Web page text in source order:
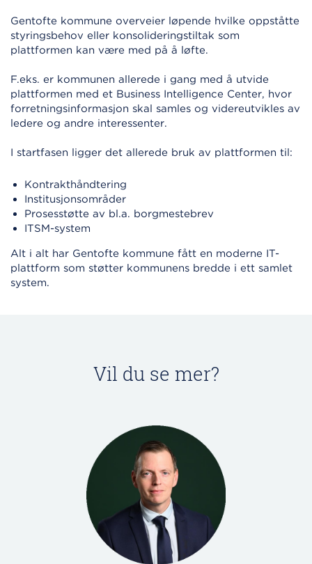
Gentofte kommune overveier løpende hvilke oppståtte
styringsbehov eller konsolideringstiltak som
plattformen kan være med på å løfte.
F.eks. er kommunen allerede i gang med å utvide
plattformen med et Business Intelligence Center, hvor
forretningsinformasjon skal samles og videreutvikles av
ledere og andre interessenter.
I startfasen ligger det allerede bruk av plattformen til:
Kontrakthåndtering
Institusjonsområder
Prosesstøtte av bl.a. borgmestebrev
ITSM-system
Alt i alt har Gentofte kommune fått en moderne IT-
plattform som støtter kommunens bredde i ett samlet
system.
Vil du se mer?